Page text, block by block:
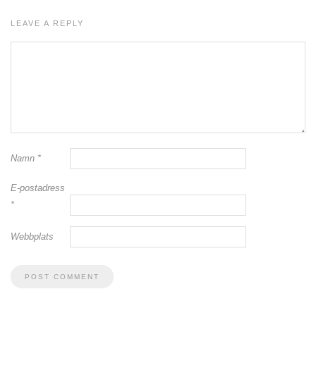
LEAVE A REPLY
Namn *
E-postadress
*
Webbplats